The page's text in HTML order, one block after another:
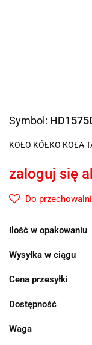
Symbol:
KOŁO KÓŁKO KOŁA
zaloguj się
Do przechowalni
Ilość w opakowaniu
Wysyłka w ciągu
Cena przesyłki
Dostępność
Waga